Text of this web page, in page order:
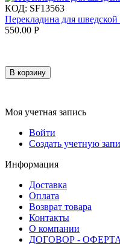
КОД: SF13563
Перекладина для шведской
550.00 Р
В корзину
Моя учетная запись
Войти
Создать учетную
Информация
Доставка
Оплата
Возврат товара
Контакты
О компании
ДОГОВОР - ОФЕРТА